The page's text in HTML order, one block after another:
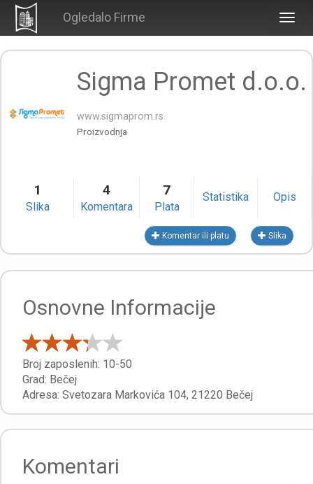
Ogledalo Firme
Sigma Promet d.o.o.
www.sigmaprom.rs
Proizvodnja
1
Slika
4
Komentara
7
Plata
Statistika Opis
Komentar ili platu Slika
Osnovne Informacije
Broj zaposlenih: 10-50
Grad: Bečej
Adresa: Svetozara Markovića 104, 21220 Bečej
Komentari